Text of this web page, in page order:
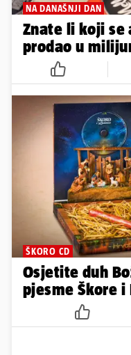
NA DANAŠNJI DAN
Znate li koji se
prodao u
ŠKORO CD
Osjetite duh
pjesme Škore i